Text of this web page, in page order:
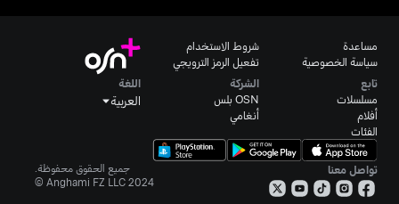
مساعدة
سياسة الخصوصية
شروط الاستخدام
تفعيل الرمز الترويجي
تابع
مسلسلات
أفلام
الفئات
الشركة
OSN بلس
أنغامي
اللغة
العربية
تواصل معنا
جميع الحقوق محفوظة.
Anghami FZ LLC 2024 ©